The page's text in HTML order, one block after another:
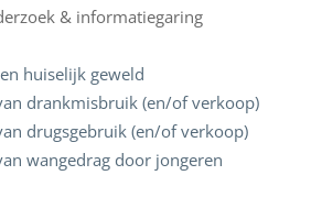
& informatiegaring
huiselijk geweld
drankmisbruik (en/of verkoop)
drugsgebruik (en/of verkoop)
wangedrag door jongeren